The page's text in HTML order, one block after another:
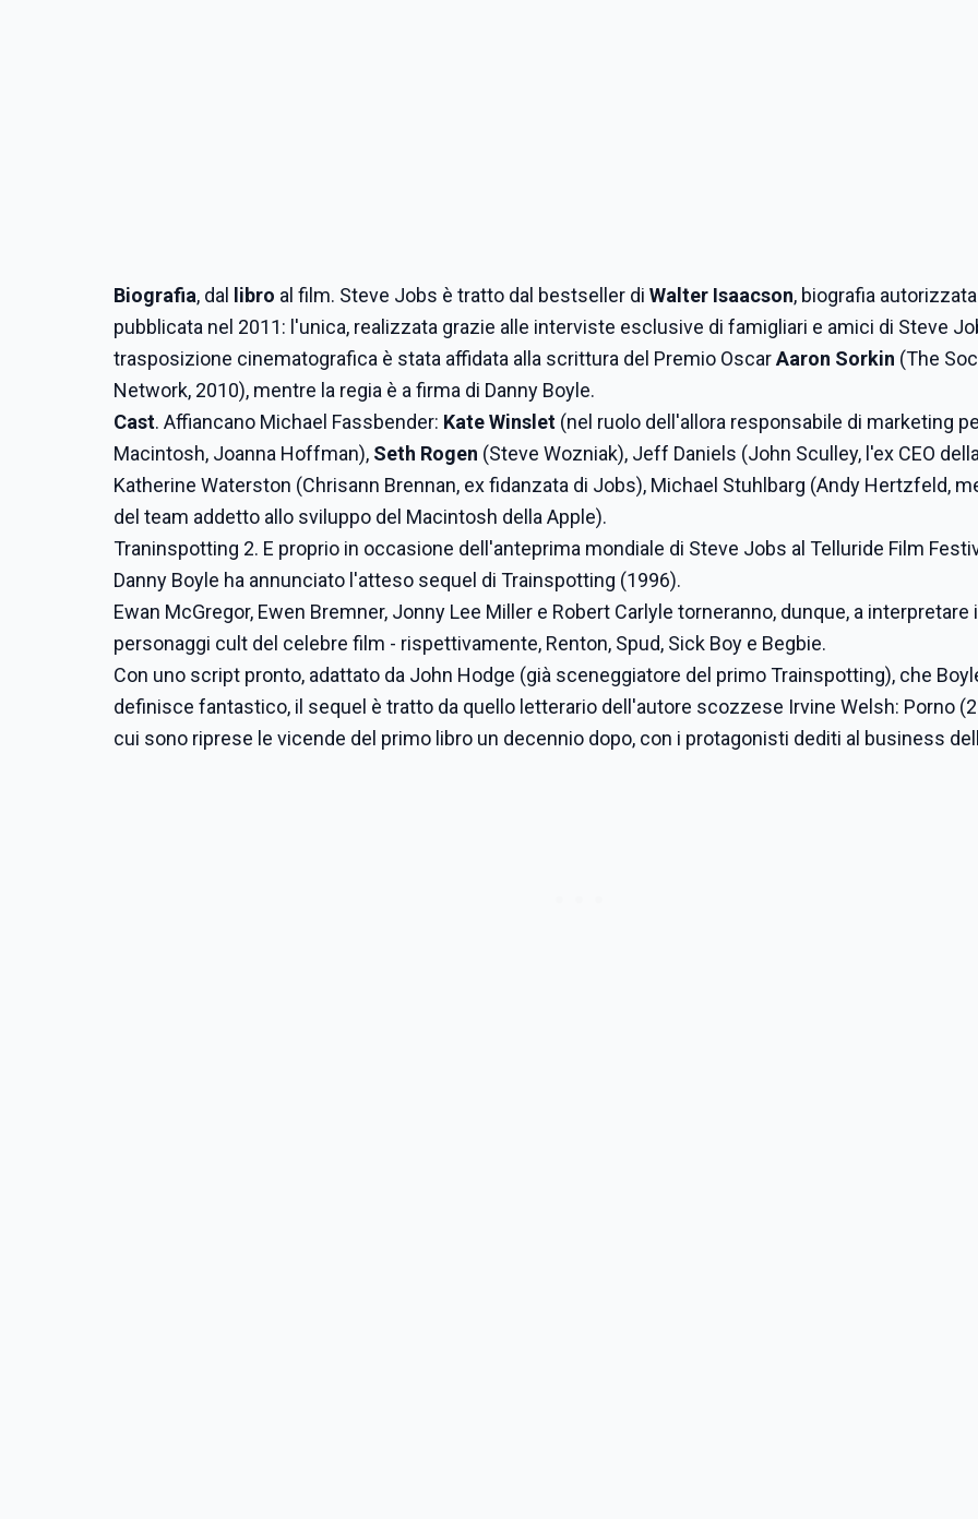
Biografia, dal libro al film. Steve Jobs è tratto dal bestseller di Walter Isaacson, biografia autorizzata
pubblicata nel 2011: l'unica, realizzata grazie alle interviste esclusive di famigliari e amici di Steve
trasposizione cinematografica è stata affidata alla scrittura del Premio OscarAaron Sorkin (The
Network, 2010), mentre la regia è a firma di Danny Boyle.
Cast. Affiancano Michael Fassbender: Kate Winslet (nel ruolo dell'allora responsabile di marketing
Macintosh, Joanna Hoffman), Seth Rogen (Steve Wozniak), Jeff Daniels (John Sculley, l'ex CEO
Katherine Waterston (Chrisann Brennan, ex fidanzata di Jobs), Michael Stuhlbarg (Andy Hertzfeld,
del team addetto allo sviluppo del Macintosh della Apple).
Traninspotting 2. E proprio in occasione dell'anteprima mondiale di Steve Jobs al Telluride Film
Danny Boyle ha annunciato l'atteso sequel di Trainspotting (1996).
Ewan McGregor, Ewen Bremner, Jonny Lee Miller e Robert Carlyle torneranno, dunque, a interpretare i
personaggi cult del celebre film - rispettivamente, Renton, Spud, Sick Boy e Begbie.
Con uno script pronto, adattato da John Hodge (già sceneggiatore del primo Trainspotting), che
definisce fantastico, il sequel è tratto da quello letterario dell'autore scozzese Irvine Welsh: Porno
cui sono riprese le vicende del primo libro un decennio dopo, con i protagonisti dediti al business